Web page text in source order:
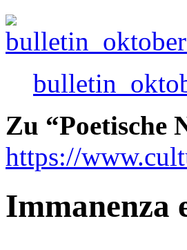
Zu “Poetische
https://
Immanenza